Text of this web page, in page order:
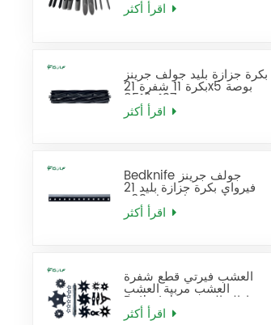
بكرة جزازة بليد جولف جرينز
بكرة 11 شفرة 21x5 بوصة
137-8512
Bedknife جولف جرينز
فيرواي بكرة جزازة بليد 21
4262
العشب فيرتي قطع شفرة
العشب مربية العشب
Dethatcher إزالة القش
شفرة استبدال